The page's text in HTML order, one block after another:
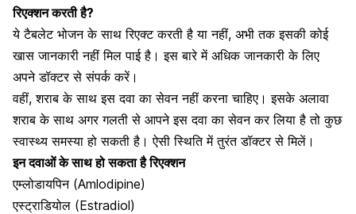
रिएक्शन करती है?
ये टैबलेट भोजन के साथ रिएक्ट करती है या नहीं, अभी तक इसकी कोई
खास जानकारी नहीं मिल पाई है। इस बारे में अधिक जानकारी के लिए
अपने डॉक्टर से संपर्क करें।
वहीं,शराब के साथ इस दवा का सेवननहीं करना चाहिए। इसके अलावा
शराब के साथ अगर गलती से आपने इस दवा का सेवन कर लिया है तो कुछ
स्वास्थ्य समस्या हो सकती है। ऐसी स्थिति में तुरंत डॉक्टर से मिलें।
इन दवाओं के साथ हो सकता है रिएक्शन
एम्लोडायपिन (Amlodipine)
एस्ट्राडियोल (Estradiol)